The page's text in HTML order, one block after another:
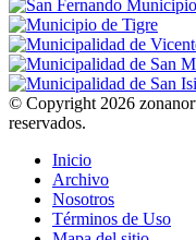
© Copyright 2026
reservados.
Inicio
Archivo
Nosotros
Términos de Uso